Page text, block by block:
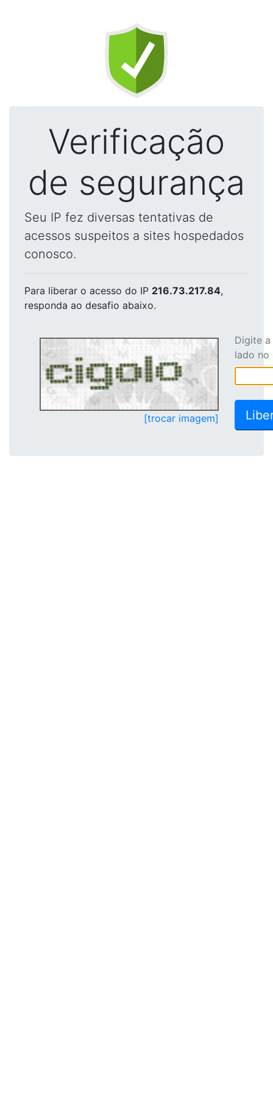
Verificação
de segurança
Seu IP fez diversas tentativas de
acessos suspeitos a sites hospedados
conosco.
Para liberar o acesso do IP 216.73.217.84,
responda ao desafio abaixo.
[trocar imagem]
Digite
lado no